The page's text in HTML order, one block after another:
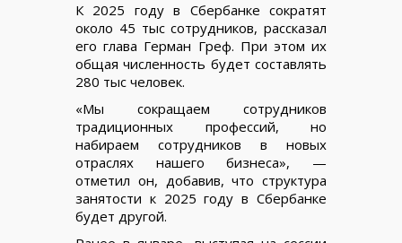
К 2025 году в Сбербанке сократят
около 45 тыс сотрудников, рассказал
его глава Герман Греф. При этом их
общая численность будет составлять
280 тыс человек.
«Мы сокращаем сотрудников
традиционных профессий, но
набираем сотрудников в новых
отраслях нашего бизнеса», —
отметил он, добавив, что структура
занятости к 2025 году в Сбербанке
будет другой.